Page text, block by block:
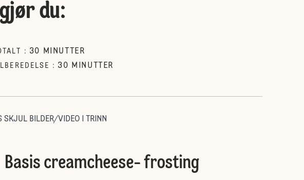
du:
: 30 MINUTTER
: 30 MINUTTER
SKJUL BILDER/VIDEO I TRINN
Basis creamcheese- frosting